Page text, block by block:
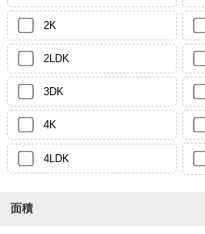
2K
2LDK
3DK
4K
4LDK
面積